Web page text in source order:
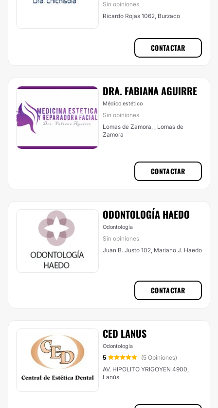
Sin opiniones
Ricardo Rojas 1062, Burzaco
CONTACTAR
DRA. FABIANA AGUIRRE
Médico estético
Sin opiniones
Lomas de Zamora, , Lomas de
Zamora
CONTACTAR
ODONTOLOGÍA HAEDO
Odontología
Sin opiniones
Juan B. Justo 102, Mariano J. Haedo
CONTACTAR
CED LANUS
Odontología
5
(5 Opiniones)
AV. HIPOLITO YRIGOYEN 4900,
Lanús